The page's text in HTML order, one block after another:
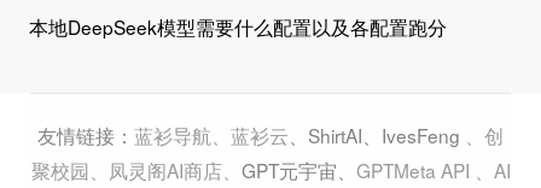
本地DeepSeek模型需要什么配置以及各配置跑分
友情链接： 蓝衫导航 蓝衫云 ShirtAI IvesFeng
创
聚校园
凤灵阁AI商店、 GPT元宇宙 GPTMeta API
AI